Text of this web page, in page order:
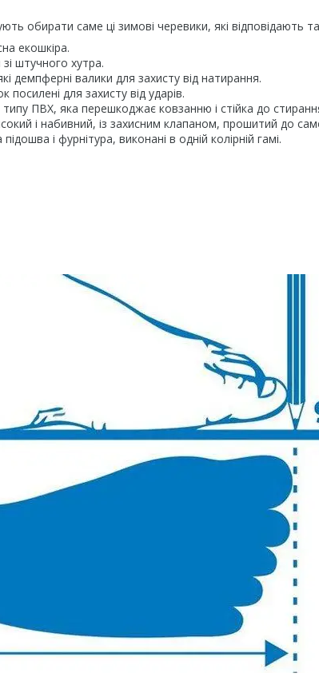
обирати саме ці зимові черевики, які відповідають
екошкіра.
штучного хутра.
демпферні валики для захисту від натирання.
посилені для захисту від ударів.
ПВХ, яка перешкоджає ковзанню і стійка до
і набивний, із захисним клапаном, прошитий до
і фурнітура, виконані в одній колірній гамі.